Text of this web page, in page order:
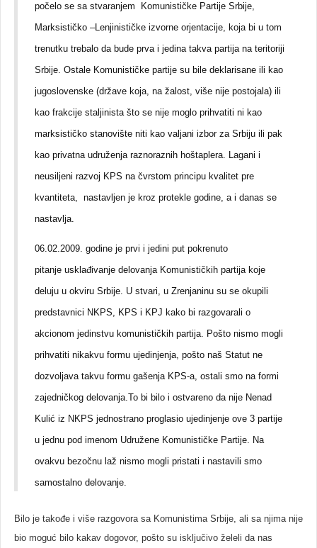
počelo se sa stvaranjem Komunističke Partije Srbije,
Marksističko –Lenjinističke izvorne orjentacije, koja bi u tom
trenutku trebalo da bude prva i jedina takva partija na teritoriji
Srbije. Ostale Komunističke partije su bile deklarisane ili kao
jugoslovenske (države koja, na žalost, više nije postojala) ili
kao frakcije staljinista što se nije moglo prihvatiti ni kao
marksističko stanovište niti kao valjani izbor za Srbiju ili pak
kao privatna udruženja raznoraznih hoštaplera. Lagani i
neusiljeni razvoj KPS na čvrstom principu kvalitet pre
kvantiteta, nastavljen je kroz protekle godine, a i danas se
nastavlja.
06.02.2009. godine je prvi i jedini put pokrenuto
pitanje usklađivanje delovanja Komunističkih partija koje
deluju u okviru Srbije. U stvari, u Zrenjaninu su se okupili
predstavnici NKPS, KPS i KPJ kako bi razgovarali o
akcionom jedinstvu komunističkih partija. Pošto nismo mogli
prihvatiti nikakvu formu ujedinjenja, pošto naš Statut ne
dozvoljava takvu formu gašenja KPS-a, ostali smo na formi
zajedničkog delovanja.To bi bilo i ostvareno da nije Nenad
Kulić iz NKPS jednostrano proglasio ujedinjenje ove 3 partije
u jednu pod imenom Udružene Komunističke Partije. Na
ovakvu bezočnu laž nismo mogli pristati i nastavili smo
samostalno delovanje.
Bilo je takođe i više razgovora sa Komunistima Srbije, ali sa njima nije
bio moguć bilo kakav dogovor, pošto su isključivo želeli da nas